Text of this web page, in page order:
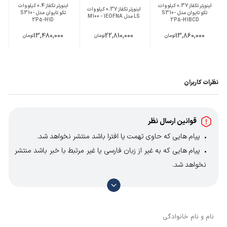
جنس دنده فولاد آلیاژی
اینورتر تکفاز 0.37 کیلووات
تکو تایوان مدل S310-
2P5-H1BCD
13,860,000تومان
اینورتر تکفاز 0.37 کیلووات
LS مدل M100 - 1EOFNA
22,810,000تومان
اینورتر تکفاز 0.4 کیلووات
تکو تایوان مدل S310-
2P5-H1D
13,480,000تومان
نظرات کاربران
قوانین ارسال نظر
پیام هایی که حاوی تهمت یا افترا باشد منتشر نخواهد شد.
پیام هایی که به غیر از زبان فارسی یا غیر مرتبط با خبر باشد منتشر
نخواهد شد.
با توجه به آن که امکان موافقت یا مخالفت با محتوای نظرات
وجود دارد، معمولا نظراتی که محتوای مشابه دارند، انتشار نمی‌یابند
نام و نام خانوادگی